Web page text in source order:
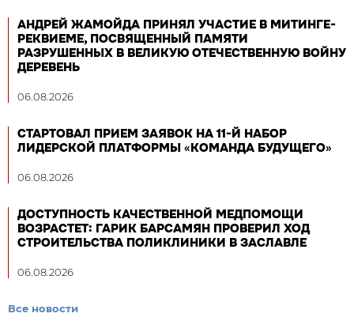
АНДРЕЙ ЖАМОЙДА ПРИНЯЛ УЧАСТИЕ В МИТИНГЕ-
РЕКВИЕМЕ, ПОСВЯЩЕННЫЙ ПАМЯТИ
РАЗРУШЕННЫХ В ВЕЛИКУЮ ОТЕЧЕСТВЕННУЮ ВОЙНУ
ДЕРЕВЕНЬ
06.08.2026
СТАРТОВАЛ ПРИЕМ ЗАЯВОК НА 11-Й НАБОР
ЛИДЕРСКОЙ ПЛАТФОРМЫ «КОМАНДА БУДУЩЕГО»
06.08.2026
ДОСТУПНОСТЬ КАЧЕСТВЕННОЙ МЕДПОМОЩИ
ВОЗРАСТЕТ: ГАРИК БАРСАМЯН ПРОВЕРИЛ ХОД
СТРОИТЕЛЬСТВА ПОЛИКЛИНИКИ В ЗАСЛАВЛЕ
06.08.2026
Все новости